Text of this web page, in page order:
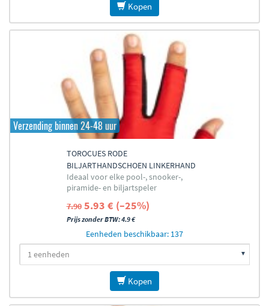
Kopen
Verzending binnen 24-48 uur
TOROCUES RODE
BILJARTHANDSCHOEN LINKERHAND
Ideaal voor elke pool-, snooker-,
piramide- en biljartspeler
7.90 5.93 € (–25%)
Prijs zonder BTW: 4.9 €
Eenheden beschikbaar: 137
Kopen